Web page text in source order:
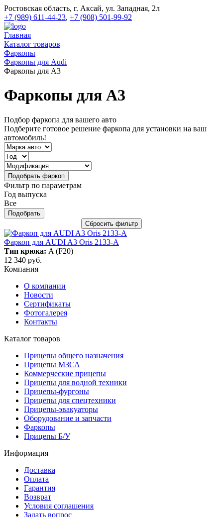
Ростовская область, г. Аксай, ул. Западная, 2л
+7 (989) 611-44-23, +7 (908) 501-99-92
Главная
Каталог товаров
Фаркопы
Фаркопы для Audi
Фаркопы для A3
Фаркопы для A3
Подбор фаркопа для вашего авто
Подберите готовое решение фаркопа для установки на ваш
автомобиль!
Фильтр по параметрам
Год выпуска
Все
Фаркоп для AUDI A3 Oris 2133-A
Тип крюка: A (F20)
12 340 руб.
Компания
О компании
Новости
Сертификаты
Фотогалерея
Контакты
Каталог товаров
Прицепы общего назначения
Прицепы МЗСА
Коммерческие прицепы
Прицепы для водной техники
Прицепы-фургоны
Прицепы для спецтехники
Прицепы-эвакуаторы
Оборудование и запчасти
Фаркопы
Прицепы Б/У
Информация
Доставка
Оплата
Гарантия
Возврат
Условия соглашения
Задать вопрос